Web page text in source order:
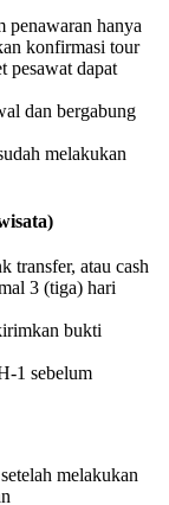
penawaran hanya
konfirmasi tour
pesawat dapat
dan bergabung
melakukan
transfer, atau cash
3 (tiga) hari
bukti
1 sebelum
melakukan